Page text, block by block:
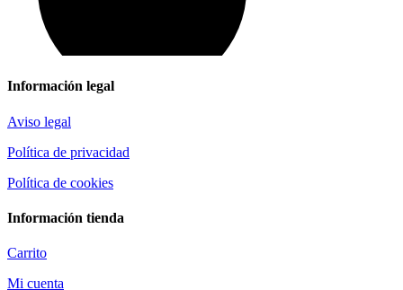
Información legal
Aviso legal
Política de privacidad
Política de cookies
Información tienda
Carrito
Mi cuenta